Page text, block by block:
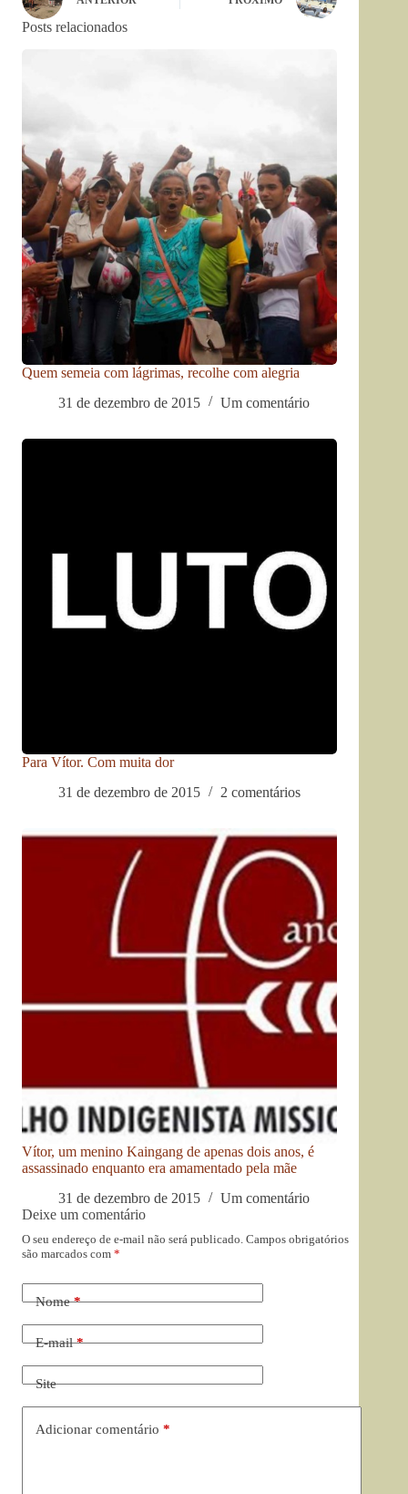
Posts relacionados
Quem semeia com lágrimas, recolhe com alegria
31 de dezembro de 2015
Um comentário
Para Vítor. Com muita dor
31 de dezembro de 2015
2 comentários
Vítor, um menino Kaingang de apenas dois anos, é
assassinado enquanto era amamentado pela mãe
31 de dezembro de 2015
Um comentário
Deixe um comentário
O seu endereço de e-mail não será publicado. Campos obrigatórios
são marcados com *
Nome*
E-mail*
Site
Adicionar comentário *